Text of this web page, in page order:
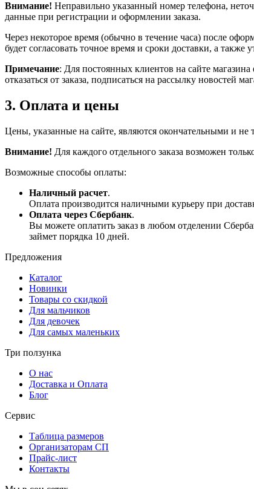
Внимание! Неправильно указанный номер телефона,
данные при регистрации и оформлении заказа.
Через некоторое время (обычно в течение часа) после
будет согласовать точное время и сроки доставки, а также
Примечание: Для постоянных клиентов на сайте магазина
отказаться от заказа, подписаться на рассылку новостей
3. Оплата и цены
Цены, указанные на сайте, являются окончательными и не
Внимание! Для каждого отдельного заказа возможен
Возможные способы оплаты:
Наличный расчет.
Оплата производится наличными курьеру при
Оплата через Сбербанк.
Вы можете оплатить заказ в любом отделении
займет порядка 10 дней.
Предложения
Каталог
Новинки
Товары со скидкой
Для мальчиков
Для девочек
Для самых маленьких
Три ползунка
О нас
Доставка и Оплата
Блог
Сервис
Таблица размеров
Организаторам СП
Прайс-лист
Контакты